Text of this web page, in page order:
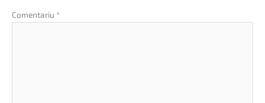
Comentariu *